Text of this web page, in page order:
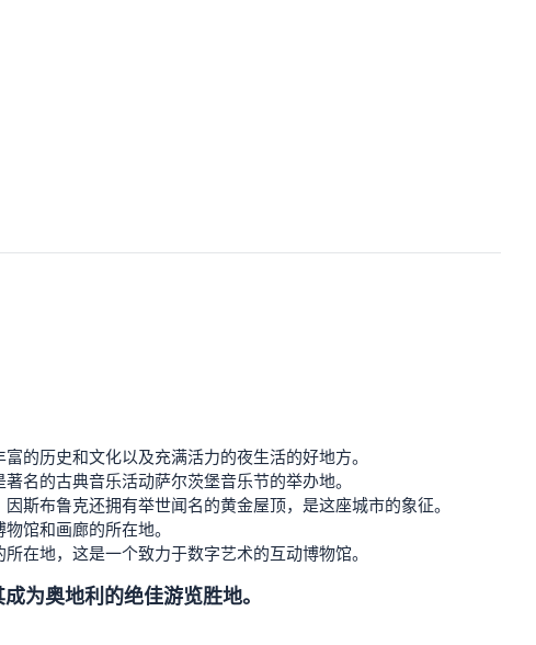
的历史和文化以及充满活力的夜生活的好地方。
名的古典音乐活动萨尔茨堡音乐节的举办地。
斯布鲁克还拥有举世闻名的黄金屋顶，是这座城市的象征。
馆和画廊的所在地。
在地，这是一个致力于数字艺术的互动博物馆。
为奥地利的绝佳游览胜地。